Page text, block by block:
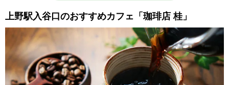
上野駅入谷口のおすすめカフェ「珈琲店 桂」